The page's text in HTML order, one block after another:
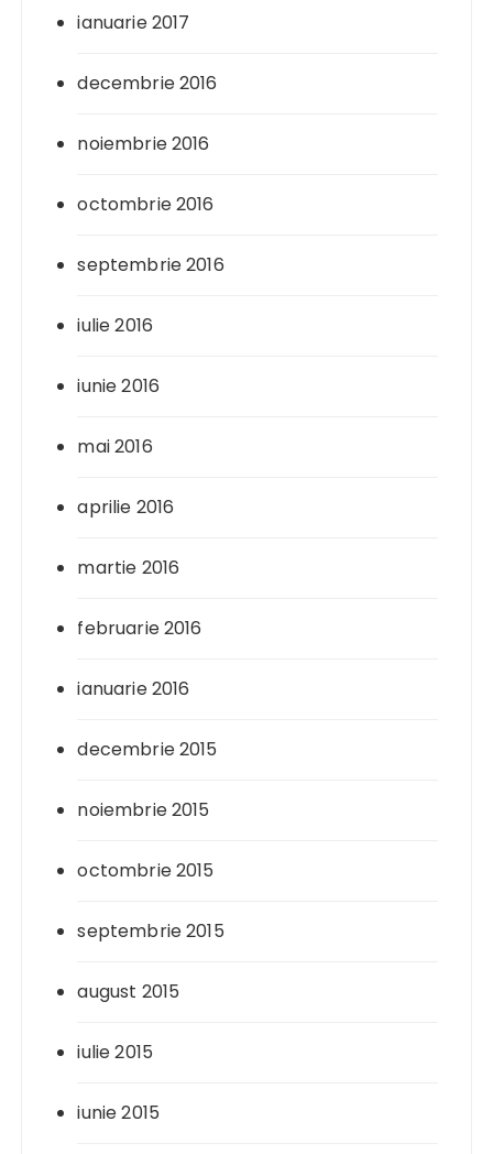
ianuarie 2017
decembrie 2016
noiembrie 2016
octombrie 2016
septembrie 2016
iulie 2016
iunie 2016
mai 2016
aprilie 2016
martie 2016
februarie 2016
ianuarie 2016
decembrie 2015
noiembrie 2015
octombrie 2015
septembrie 2015
august 2015
iulie 2015
iunie 2015